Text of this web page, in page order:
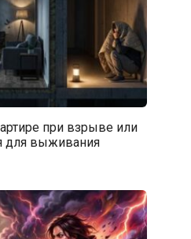
при взрыве или
для выживания